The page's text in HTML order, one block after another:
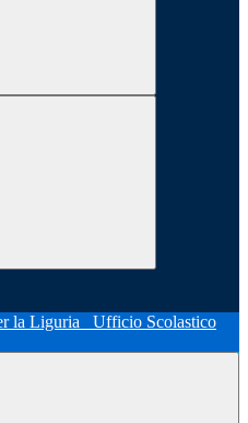
Ufficio Scolastico